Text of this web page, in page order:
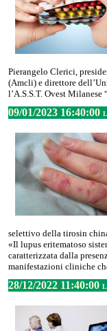
Pierangelo Clerici,
(Amcli) e direttore
l’A.S.S.T. Ovest
09/01/2023 16:40:00
selettivo della tirosin
«Il lupus eritematoso
caratterizzata dalla
manifestazioni cliniche
28/12/2022 11:40:00